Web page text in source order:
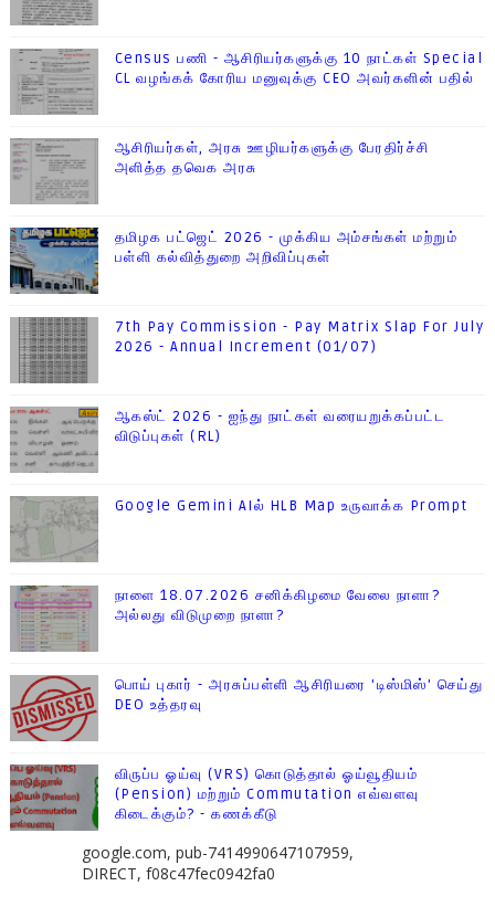
Census பணி - ஆசிரியர்களுக்கு 10 நாட்கள் Special
CL வழங்கக் கோரிய மனுவுக்கு CEO அவர்களின் பதில்
ஆசிரியர்கள், அரசு ஊழியர்களுக்கு பேரதிர்ச்சி
அளித்த தவெக அரசு
தமிழக பட்ஜெட் 2026 - முக்கிய அம்சங்கள் மற்றும்
பள்ளி கல்வித்துறை அறிவிப்புகள்
7th Pay Commission - Pay Matrix Slap For July
2026 - Annual Increment (01/07)
ஆகஸ்ட் 2026 - ஐந்து நாட்கள் வரையறுக்கப்பட்ட
விடுப்புகள் (RL)
Google Gemini AIல் HLB Map உருவாக்க Prompt
நாளை 18.07.2026 சனிக்கிழமை வேலை நாளா?
அல்லது விடுமுறை நாளா?
பொய் புகார் - அரசுப்பள்ளி ஆசிரியரை 'டிஸ்மிஸ்' செய்து
DEO உத்தரவு
விருப்ப ஓய்வு (VRS) கொடுத்தால் ஓய்வூதியம்
(Pension) மற்றும் Commutation எவ்வளவு
கிடைக்கும்? - கணக்கீடு
google.com, pub-7414990647107959,
DIRECT, f08c47fec0942fa0